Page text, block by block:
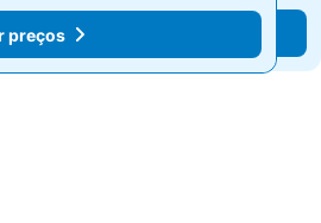
Ver preços
preços